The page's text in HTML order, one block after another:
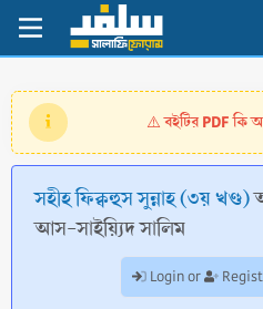
⚠️বইটির PDF কি
সহীহ ফিক্বহুস সুন্নাহ (৩য় খণ্ড)
আস-সাইয়্যিদ সালিম
Login or